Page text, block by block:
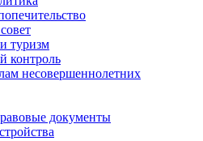
туризм
контроль
несовершеннолетних
документы